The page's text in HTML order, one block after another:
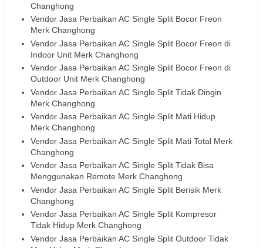
Changhong
Vendor Jasa Perbaikan AC Single Split Bocor Freon
Merk Changhong
Vendor Jasa Perbaikan AC Single Split Bocor Freon di
Indoor Unit Merk Changhong
Vendor Jasa Perbaikan AC Single Split Bocor Freon di
Outdoor Unit Merk Changhong
Vendor Jasa Perbaikan AC Single Split Tidak Dingin
Merk Changhong
Vendor Jasa Perbaikan AC Single Split Mati Hidup
Merk Changhong
Vendor Jasa Perbaikan AC Single Split Mati Total Merk
Changhong
Vendor Jasa Perbaikan AC Single Split Tidak Bisa
Menggunakan Remote Merk Changhong
Vendor Jasa Perbaikan AC Single Split Berisik Merk
Changhong
Vendor Jasa Perbaikan AC Single Split Kompresor
Tidak Hidup Merk Changhong
Vendor Jasa Perbaikan AC Single Split Outdoor Tidak